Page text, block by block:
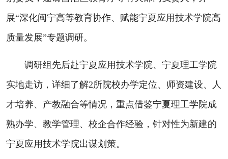
展“深化闽宁高等教育协作、赋能宁夏应用技术学院高
质量发展”专题调研。
调研组先后赴宁夏应用技术学院、宁夏理工学院
实地走访，详细了解2所院校办学定位、师资建设、人
才培养、产教融合等情况，重点借鉴宁夏理工学院成
熟办学、教学管理、校企合作经验，针对性为新建的
宁夏应用技术学院出谋划策。